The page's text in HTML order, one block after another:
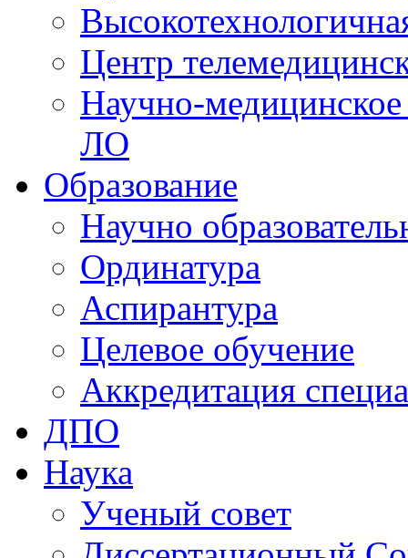
Центр
Научно-
ЛО
Образование
Научно
Ординатура
Аспирантура
Целевое обучение
Аккредитация
ДПО
Наука
Ученый совет